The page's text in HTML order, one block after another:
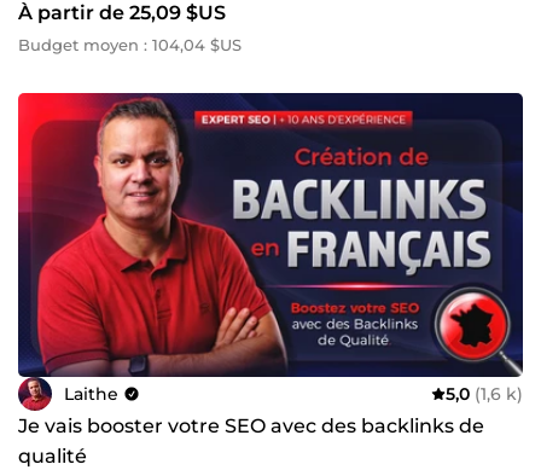
À partir de 25,09 $US
Budget moyen : 104,04 $US
Laithe 5,0 (1,6 k)
Je vais booster votre SEO avec des backlinks de
qualité